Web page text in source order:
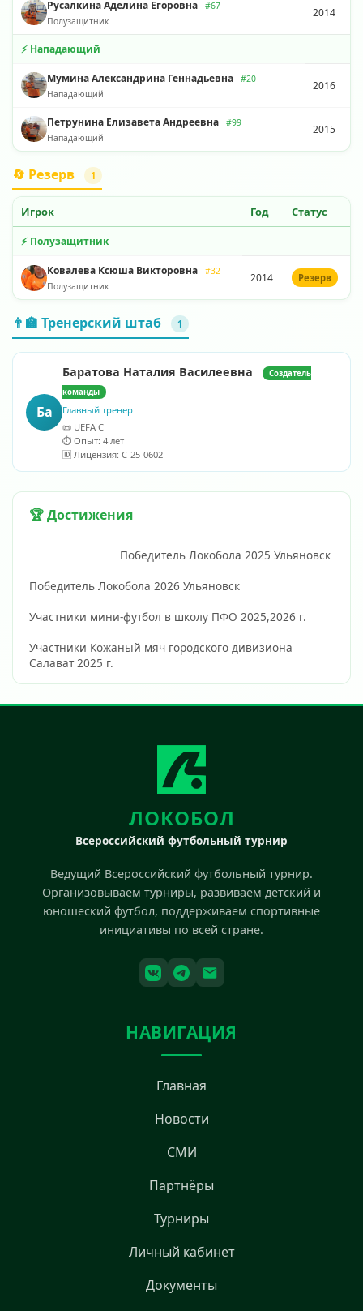
Русалкина Аделина Егоровна
#67
Полузащитник
2014
⚡ Нападающий
Мумина Александрина Геннадьевна
#20
Нападающий
2016
Петрунина Елизавета Андреевна
#99
Нападающий
2015
🔄 Резерв 1
Игрок Год Статус
⚡ Полузащитник
Ковалева Ксюша Викторовна
#32
Полузащитник
2014 Резерв
👨‍🏫 Тренерский штаб 1
Ба
Баратова Наталия Василеевна
Создатель
команды
Главный тренер
📜 UEFA C
⏱️ Опыт: 4 лет
🆔 Лицензия: C-25-0602
🏆 Достижения
                            Победитель Локобола 2025 Ульяновск
Победитель Локобола 2026 Ульяновск
Участники мини-футбол в школу ПФО 2025,2026 г.
Участники Кожаный мяч городского дивизиона
Салават 2025 г.
ЛОКОБОЛ
Всероссийский футбольный турнир
Ведущий Всероссийский футбольный турнир.
Организовываем турниры, развиваем детский и
юношеский футбол, поддерживаем спортивные
инициативы по всей стране.
НАВИГАЦИЯ
Главная
Новости
СМИ
Партнёры
Турниры
Личный кабинет
Документы